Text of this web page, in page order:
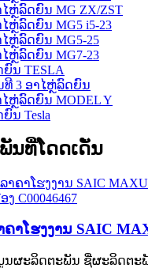
ໄຫຼ່ລົດຍົນ MG ZX/ZST
ໄຫຼ່ລົດຍົນ MG5 i5-23
ໄຫຼ່ລົດຍົນ MG5-25
ໄຫຼ່ລົດຍົນ MG7-23
ນ TESLA
ທີ 3 ອາໄຫຼ່ລົດຍົນ
ໄຫຼ່ລົດຍົນ MODEL Y
ນ Tesla
ນທີ່ໂດດເດັ່ນ
ຄາໂຮງງານ SAIC
ນຜະລິດຕະພັນ ຊື່ຜະລິດຕະ